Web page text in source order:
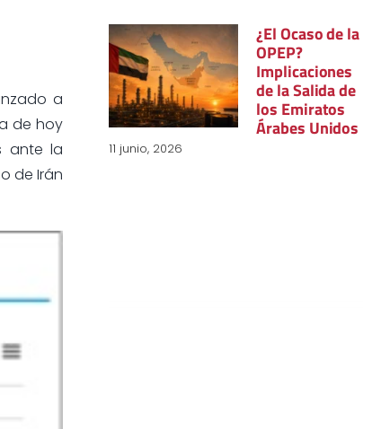
a
de hoy
ante la
de Irán
¿El Ocaso de la
OPEP?
Implicaciones
de la Salida de
los Emiratos
Árabes Unidos
11 junio, 2026